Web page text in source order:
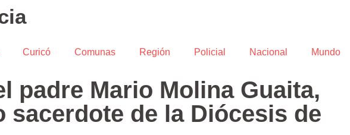
Curicó Comunas Región Policial Nacional Mundo
padre Mario Molina Guaita,
sacerdote de la Diócesis de